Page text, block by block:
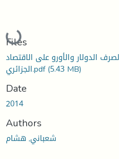
Loading...
Files
الدولار والأورو على الاقتصاد
الجزائري.pdf(5.43 MB)
Date
2014
Authors
شعباني, هشام